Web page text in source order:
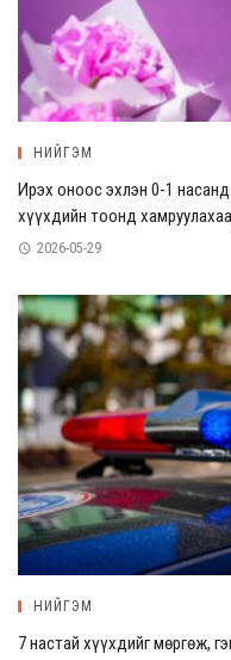
НИЙГЭМ
Ирэх оноос эхлэн 0-1
хүүхдийн тоонд
2026-05-29
НИЙГЭМ
7 настай хүүхдийг мөргөж,